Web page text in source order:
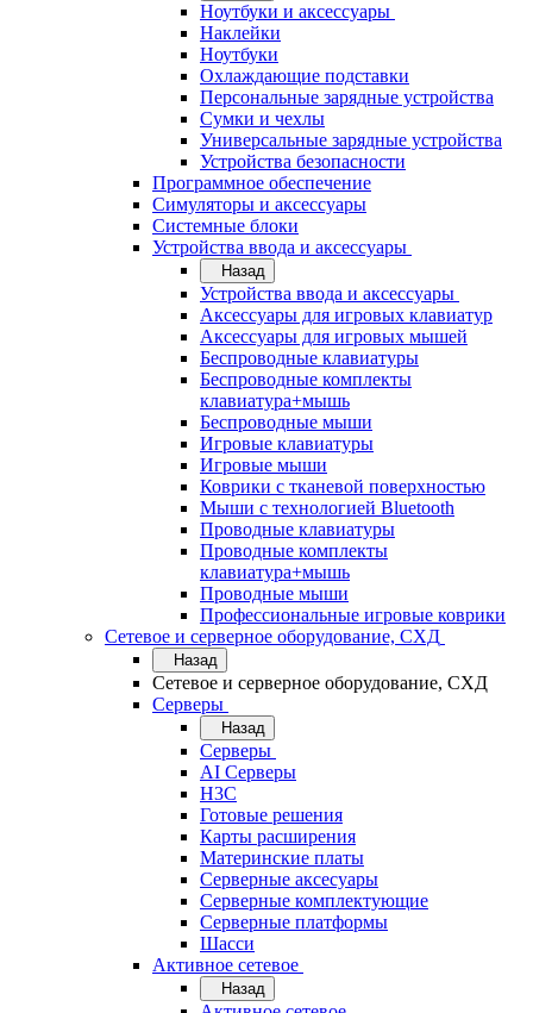
Ноутбуки и аксессуары
Наклейки
Ноутбуки
Охлаждающие подставки
Персональные зарядные устройства
Сумки и чехлы
Универсальные зарядные устройства
Устройства безопасности
Программное обеспечение
Симуляторы и аксессуары
Системные блоки
Устройства ввода и аксессуары
Назад
Устройства ввода и аксессуары
Аксессуары для игровых клавиатур
Аксессуары для игровых мышей
Беспроводные клавиатуры
Беспроводные комплекты
клавиатура+мышь
Беспроводные мыши
Игровые клавиатуры
Игровые мыши
Коврики с тканевой поверхностью
Мыши с технологией Bluetooth
Проводные клавиатуры
Проводные комплекты
клавиатура+мышь
Проводные мыши
Профессиональные игровые коврики
Сетевое и серверное оборудование, СХД
Назад
Сетевое и серверное оборудование, СХД
Cерверы
Назад
Cерверы
AI Серверы
H3C
Готовые решения
Карты расширения
Материнские платы
Серверные аксесуары
Серверные комплектующие
Серверные платформы
Шасси
Активное сетевое
Назад